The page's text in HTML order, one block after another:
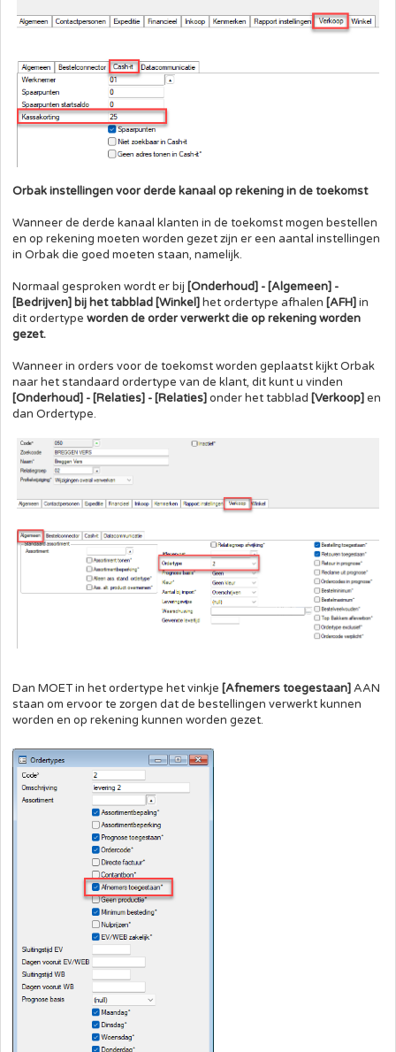
Orbak instellingen voor derde kanaal op rekening in de toekomst
Wanneer de derde kanaal klanten in de toekomst mogen bestellen
en op rekening moeten worden gezet zijn er een aantal instellingen
in Orbak die goed moeten staan, namelijk.
Normaal gesproken wordt er bij [Onderhoud] - [Algemeen] -
[Bedrijven] bij het tabblad [Winkel] het ordertype afhalen [AFH] in
dit ordertype worden de order verwerkt die op rekening worden
gezet.
Wanneer in orders voor de toekomst worden geplaatst kijkt Orbak
naar het standaard ordertype van de klant, dit kunt u vinden
[Onderhoud] - [Relaties] - [Relaties] onder het tabblad [Verkoop] en
dan Ordertype.
Dan MOET in het ordertype het vinkje [Afnemers toegestaan] AAN
staan om ervoor te zorgen dat de bestellingen verwerkt kunnen
worden en op rekening kunnen worden gezet.